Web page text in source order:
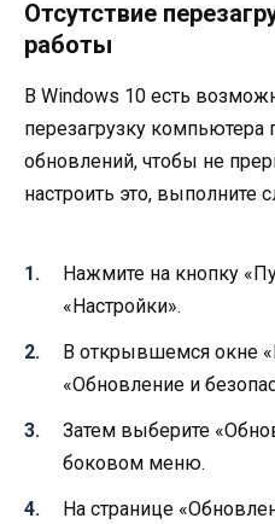
Отсутствие
работы
В Windows 10 есть
перезагрузку компьютера
обновлений, чтобы не
настроить это, выполните
Нажмите на кнопку
«Настройки».
В открывшемся окне
«Обновление и
Затем выберите
боковом меню.
На странице